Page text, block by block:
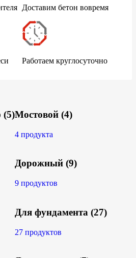
Доставим бетон вовремя
Работаем круглосуточно
(5)Мостовой (4)
4 продукта
Дорожный (9)
9 продуктов
Для фундамента (27)
27 продуктов